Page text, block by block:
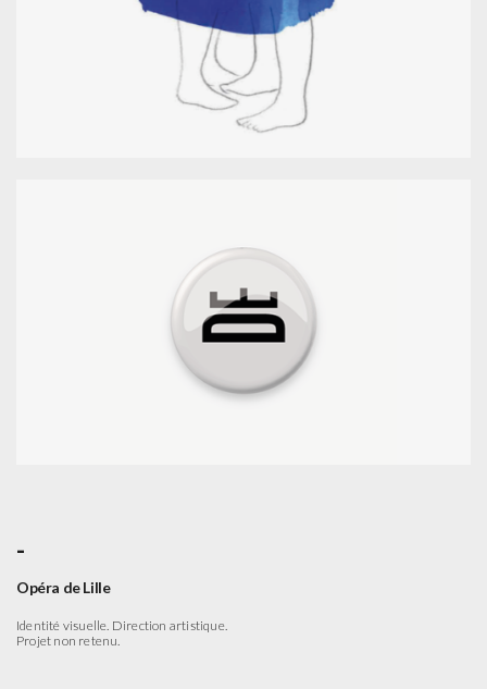
-
Opéra de Lille
Identité visuelle. Direction artistique.
Projet non retenu.